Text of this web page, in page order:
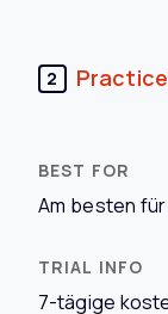
2
Am besten für
7-tägige